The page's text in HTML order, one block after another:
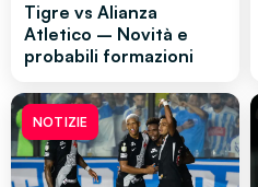
Tigre vs Alianza
Atletico – Novità e
probabili formazioni
NOTIZIE